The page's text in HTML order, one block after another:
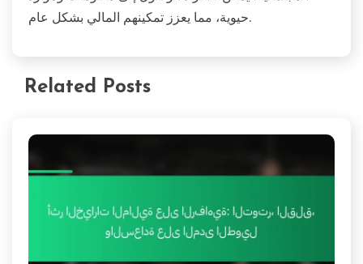
الانخراط مع الآخرين تشجيعاً عاطفياً، ويقلل من التوتر،
ورش العمل التي يقودها الأقران مهارات الميزانية، بينما
تخلق مجموعات الدعم المساءلة. تظهر الأبحاث أن الصحة
العاطفية تؤثر بشكل مباشر على القرارات المالية، مما
المجتمعية، يمكن للأفراد الوصول إلى معلومات وموارد
Related Posts